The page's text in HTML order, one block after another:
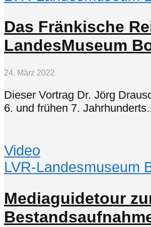
Das Fränkische
LandesMuseum
24. März 2022
Dieser Vortrag Dr. Jörg
6. und frühen 7.
Video
LVR-Landesmuseum
Mediaguidetour